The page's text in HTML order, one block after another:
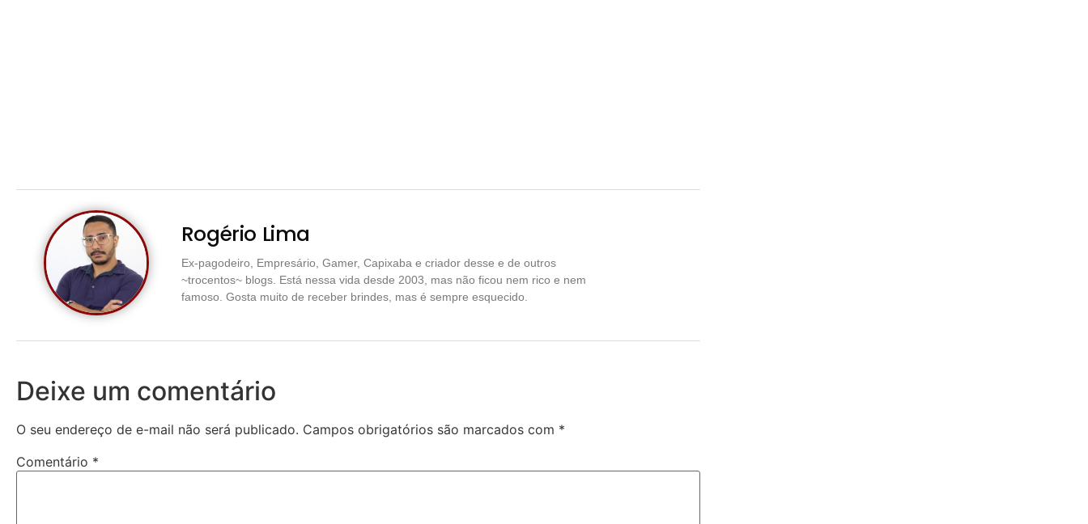
Rogério Lima
Ex-pagodeiro, Empresário, Gamer, Capixaba e criador desse e de outros
~trocentos~ blogs. Está nessa vida desde 2003, mas não ficou nem rico e nem
famoso. Gosta muito de receber brindes, mas é sempre esquecido.
Deixe um comentário
O seu endereço de e-mail não será publicado. Campos obrigatórios são marcados com *
Comentário *